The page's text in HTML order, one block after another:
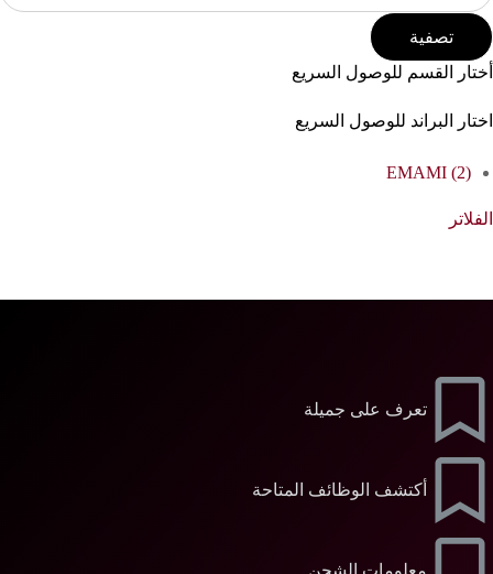
تصفية
أختار القسم للوصول السريع
اختار البراند للوصول السريع
EMAMI (2)
الفلاتر
تعرف على جميلة
أكتشف الوظائف المتاحة
معلومات الشحن